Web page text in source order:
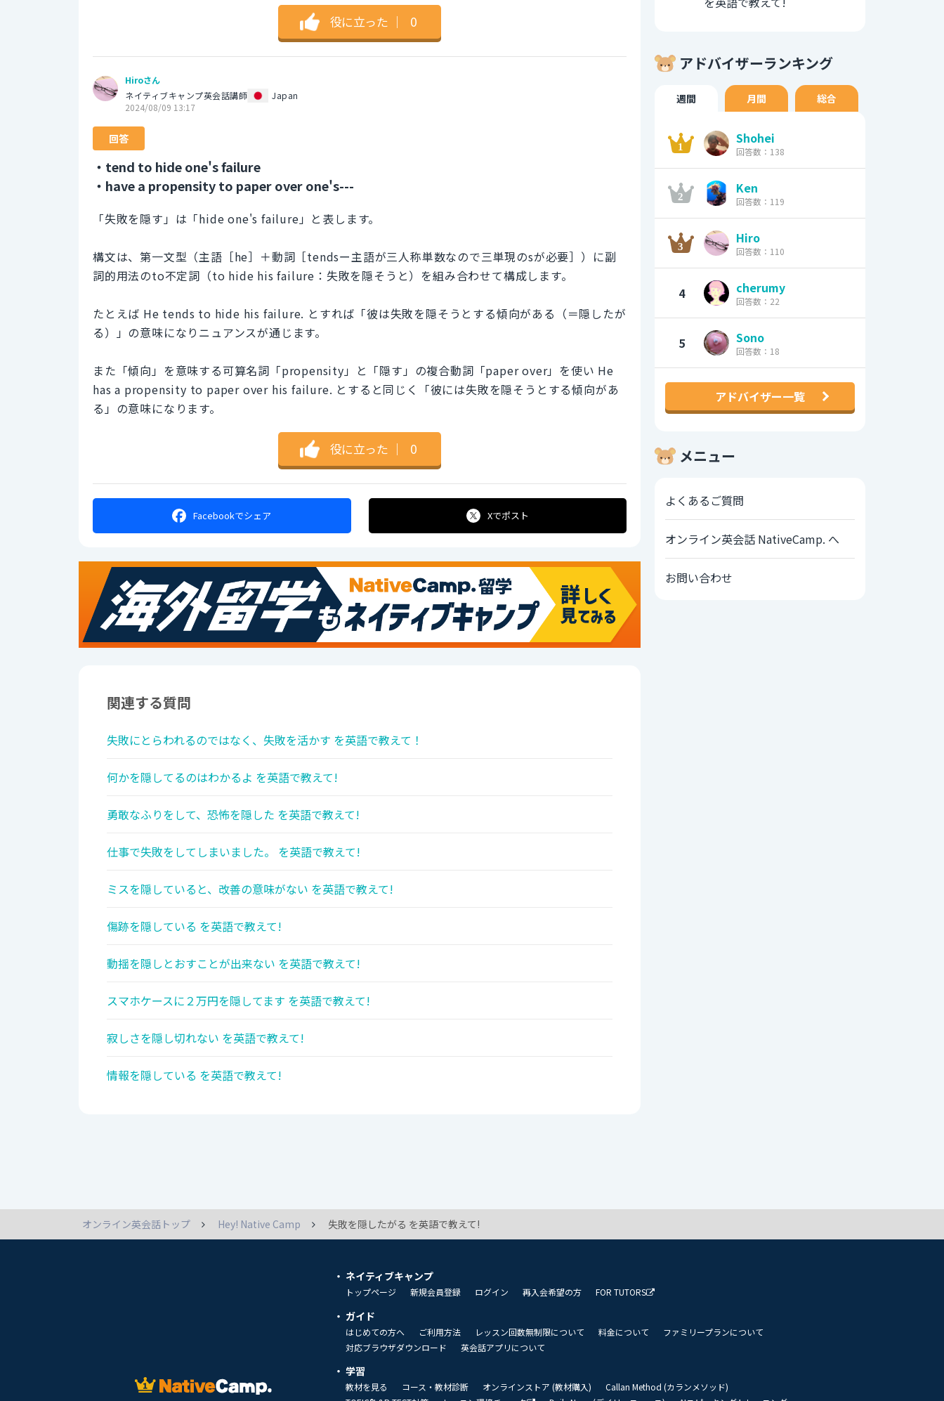
役に立った ｜ 0
Hiroさん
ネイティブキャンプ英会話講師
Japan
2024/08/09 13:17
回答
・tend to hide one's failure
・have a propensity to paper over one's---
「失敗を隠す」は「hide one's failure」と表します。
構文は、第一文型（主語［he］＋動詞［tendsー主語が三人称単数なので三単現のsが必要］）に副
詞的用法のto不定詞（to hide his failure：失敗を隠そうと）を組み合わせて構成します。
たとえば He tends to hide his failure. とすれば「彼は失敗を隠そうとする傾向がある（＝隠したが
る）」の意味になりニュアンスが通じます。
また「傾向」を意味する可算名詞「propensity」と「隠す」の複合動詞「paper over」を使い He
has a propensity to paper over his failure. とすると同じく「彼には失敗を隠そうとする傾向があ
る」の意味になります。
役に立った ｜ 0
Facebookでシェア Xでポスト
関連する質問
失敗にとらわれるのではなく、失敗を活かす を英語で教えて！
何かを隠してるのはわかるよ を英語で教えて!
勇敢なふりをして、恐怖を隠した を英語で教えて!
仕事で失敗をしてしまいました。 を英語で教えて!
ミスを隠していると、改善の意味がない を英語で教えて!
傷跡を隠している を英語で教えて!
動揺を隠しとおすことが出来ない を英語で教えて!
スマホケースに２万円を隠してます を英語で教えて!
寂しさを隠し切れない を英語で教えて!
情報を隠している を英語で教えて!
アドバイザーランキング
週間 月間 総合
Shohei
回答数：138
Ken
回答数：119
Hiro
回答数：110
4 cherumy
回答数：22
5 Sono
回答数：18
アドバイザー一覧
メニュー
よくあるご質問
オンライン英会話 NativeCamp. へ
お問い合わせ
オンライン英会話トップ Hey! Native Camp 失敗を隠したがる を英語で教えて!
ネイティブキャンプ
トップページ 新規会員登録 ログイン 再入会希望の方 FOR TUTORS
ガイド
はじめての方へ ご利用方法 レッスン回数無制限について 料金について
ファミリープランについて
対応ブラウザダウンロード
英会話アプリについて
学習
教材を見る コース・教材診断 オンラインストア (教材購入)
Callan Method (カランメソッド)